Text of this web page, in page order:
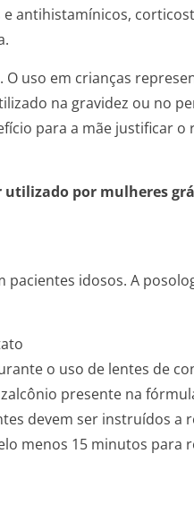
antihistamínicos,
uso em crianças
na gravidez ou no
para a mãe justificar
utilizado por mulheres
idosos. A
o uso de lentes de
presente na
devem ser instruídos a
menos 15 minutos para